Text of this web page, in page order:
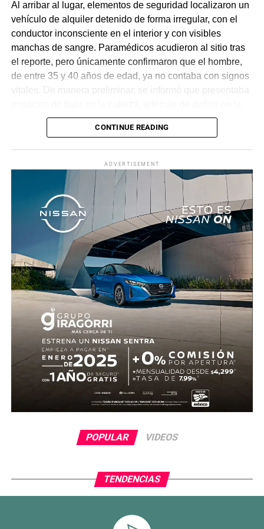
Al arribar al lugar, elementos de seguridad localizaron un
vehículo de alquiler detenido de forma irregular, con el
conductor inconsciente en el interior y con visibles
manchas de sangre. Paramédicos acudieron al sitio tras
el reporte, pero únicamente confirmaron que el hombre,
de entre 35 y 40 años de edad, ya no contaba con signos
vitales. De manera preliminar, se informó que presentaba
puerta del lado del conductor.
realizaron las diligencias correspondientes y el
levantamiento del cuerpo. Hasta el momento no se
cuenta con información sobre los agresores, y el cadáver
fue trasladado al Servicio Médico Forense en espera de
ser identificado, en tanto continúan las investigaciones.
CONTINUE READING
ADVERTISEMENT
POPULAR VIDEOS
TENDENCIAS